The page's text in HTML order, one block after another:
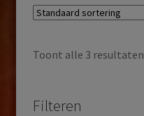
Toont alle 3 resultaten
Filteren